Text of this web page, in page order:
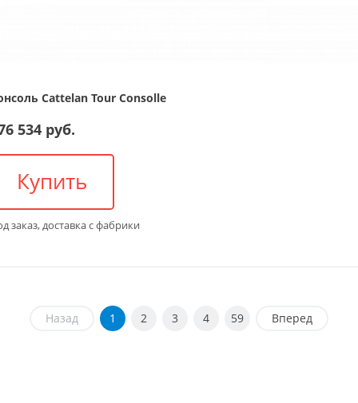
Cattelan Tour Consolle
534 руб.
Купить
заказ, доставка с фабрики
Назад 1 2 3 4 59 Вперед